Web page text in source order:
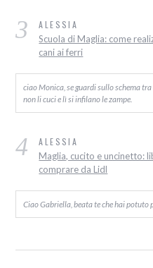
3 ALESSIA
Scuola di Maglia: come
cani ai ferri
ciao Monica, se guardi sullo schema
non li cuci e lì si infilano le zampe.
4 ALESSIA
Maglia, cucito e uncinetto:
comprare da Lidl
Ciao Gabriella, beata te che hai potuto